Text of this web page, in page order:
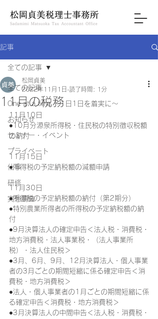
記事
全ての記事
One at a time ～1日1日を着実に～
お知らせ
セミナー・イベント
プライベート
仕事
研修
実態調査
全ての記事
11月の税務
松岡貞美
2022年11月1日 読了時間: 1分
11月10日
●10月分源泉所得税・住民税の特別徴収税額
の納付
11月15日
●所得税の予定納税額の減額申請
11月30日
●所得税の予定納税額の納付（第2期分）
●特別農業所得者の所得税の予定納税額の納
付
●9月決算法人の確定申告＜法人税・消費税・
地方消費税・法人事業税・（法人事業所
税）・法人住民税＞
●3月、6月、9月、12月決算法人・個人事業
者の3月ごとの期間短縮に係る確定申告＜消
費税・地方消費税＞
●法人・個人事業者の1月ごとの期間短縮に係
る確定申告＜消費税・地方消費税＞
●3月決算法人の中間申告＜法人税・消費税・